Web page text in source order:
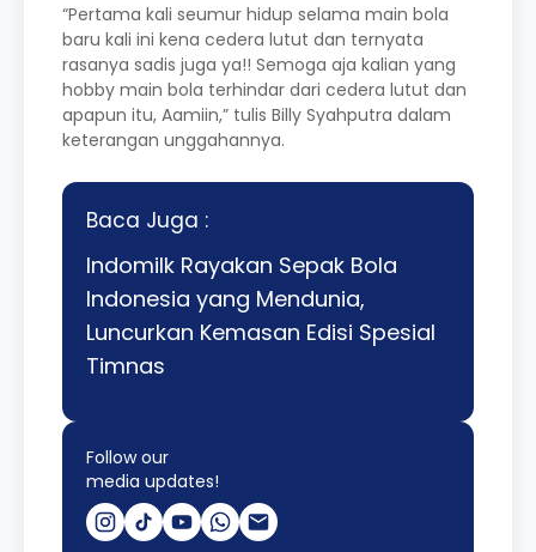
“Pertama kali seumur hidup selama main bola
baru kali ini kena cedera lutut dan ternyata
rasanya sadis juga ya!! Semoga aja kalian yang
hobby main bola terhindar dari cedera lutut dan
apapun itu, Aamiin,” tulis Billy Syahputra dalam
keterangan unggahannya.
Baca Juga :
Indomilk Rayakan Sepak Bola
Indonesia yang Mendunia,
Luncurkan Kemasan Edisi Spesial
Timnas
Follow our
media updates!